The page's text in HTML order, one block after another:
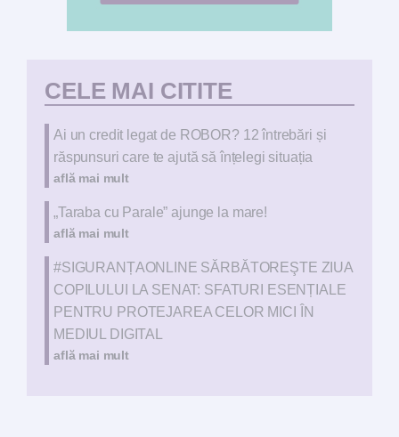
CELE MAI CITITE
Ai un credit legat de ROBOR? 12 întrebări și
răspunsuri care te ajută să înțelegi situația
află mai mult
„Taraba cu Parale” ajunge la mare!
află mai mult
#SIGURANȚAONLINE SĂRBĂTOREŞTE ZIUA
COPILULUI LA SENAT: SFATURI ESENȚIALE
PENTRU PROTEJAREA CELOR MICI ÎN
MEDIUL DIGITAL
află mai mult